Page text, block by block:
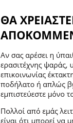
ΘΑ
Αν σας αρέσει η
ερασιτέχνης ψαράς,
επικοινωνίας
ποδήλατο ή απλώς
εμπιστεύεστε μόνο
Πολλοί από εμάς
είναι ότι μπορεί να